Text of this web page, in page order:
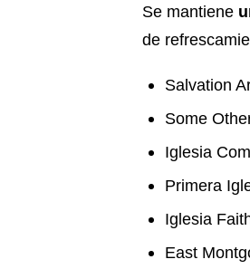
Se mantiene
de
Salvation
Some
Iglesia
Primera
Iglesia
East